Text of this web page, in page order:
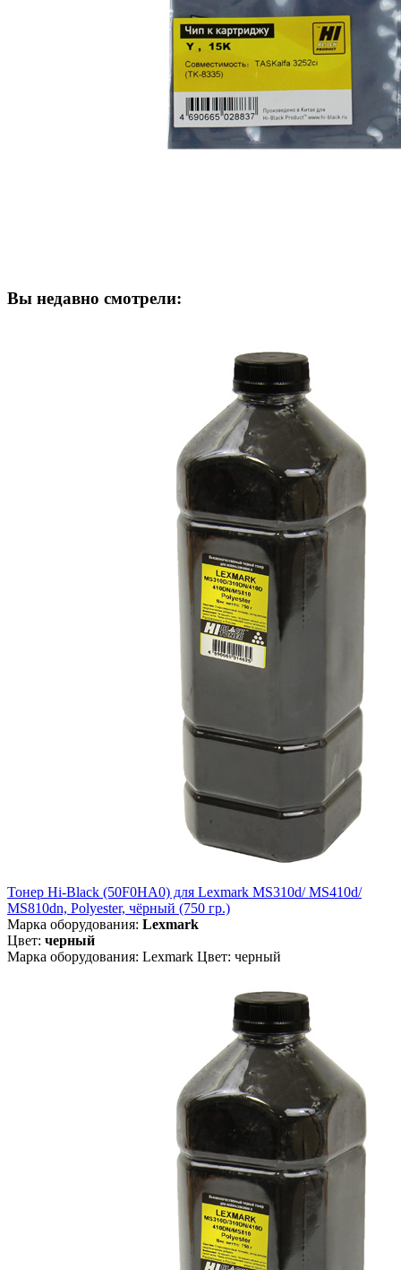
Вы недавно смотрели:
Тонер Hi-Black (50F0HA0) для Lexmark MS310d/ MS410d/
MS810dn, Polyester, чёрный (750 гр.)
Марка оборудования: Lexmark
Цвет: черный
Марка оборудования: Lexmark Цвет: черный